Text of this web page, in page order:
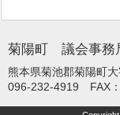
菊陽町 議会事務
熊本県菊池郡菊陽町
096-232-4919 FAX